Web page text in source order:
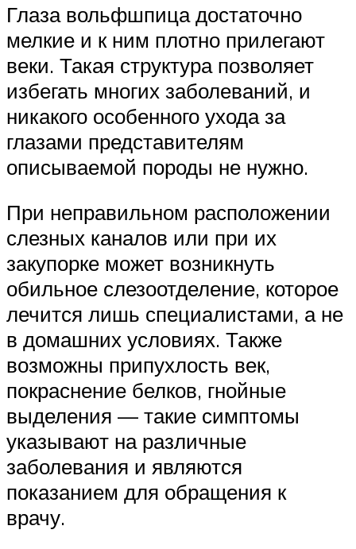
Глаза вольфшпица достаточно
мелкие и к ним плотно прилегают
веки. Такая структура позволяет
избегать многих заболеваний, и
никакого особенного ухода за
глазами представителям
описываемой породы не нужно.
При неправильном расположении
слезных каналов или при их
закупорке может возникнуть
обильное слезоотделение, которое
лечится лишь специалистами, а не
в домашних условиях. Также
возможны припухлость век,
покраснение белков, гнойные
выделения — такие симптомы
указывают на различные
заболевания и являются
показанием для обращения к
врачу.